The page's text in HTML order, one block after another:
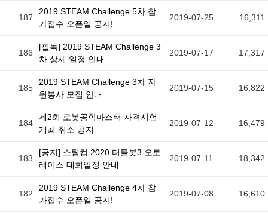
187
2019 STEAM Challenge 5차 참
가접수 오픈일 공지!
2019-07-25 16,311
186
[필독] 2019 STEAM Challenge 3
차 상세 일정 안내
2019-07-17 17,317
185
2019 STEAM Challenge 3차 자
원봉사 모집 안내
2019-07-15 16,822
184
제2회 로봇공학마스터 자격시험
개최 취소 공지
2019-07-12 16,479
183
[공지] 스팀컵 2020 터틀봇3 오토
레이스 대회일정 안내
2019-07-11 18,342
182
2019 STEAM Challenge 4차 참
가접수 오픈일 공지!
2019-07-08 16,610